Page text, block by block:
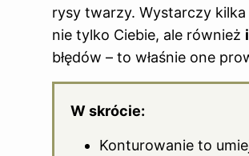
rysy twarzy. Wystarczy
nie tylko Ciebie, ale również
błędów – to właśnie one
W skrócie:
Konturowanie to